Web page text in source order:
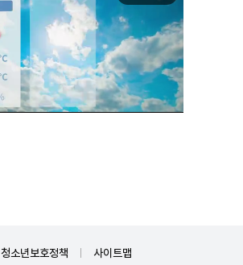
청소년보호정책 사이트맵